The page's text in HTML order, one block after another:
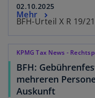
02.10.2025
BFH-Urteil X R 19/21
Mehr
KPMG Tax News -
BFH:
mehreren
Auskunft